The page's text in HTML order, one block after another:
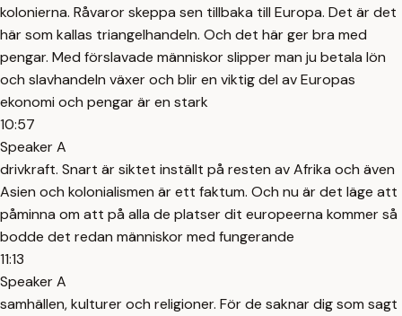
kolonierna. Råvaror skeppa sen tillbaka till Europa. Det är det
här som kallas triangelhandeln. Och det här ger bra med
pengar. Med förslavade människor slipper man ju betala lön
och slavhandeln växer och blir en viktig del av Europas
ekonomi och pengar är en stark
10:57
Speaker A
drivkraft. Snart är siktet inställt på resten av Afrika och även
Asien och kolonialismen är ett faktum. Och nu är det läge att
påminna om att på alla de platser dit europeerna kommer så
bodde det redan människor med fungerande
11:13
Speaker A
samhällen, kulturer och religioner. För de saknar dig som sagt